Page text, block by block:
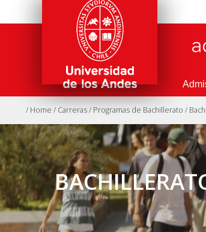
/ Home/ Carreras/ Programas de Bachillerato/